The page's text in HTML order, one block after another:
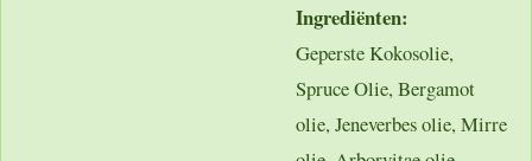
Ingrediënten:
Geperste Kokosolie,
Spruce Olie, Bergamot
olie, Jeneverbes olie, Mirre